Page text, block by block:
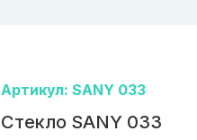
Артикул: SANY 033
Стекло SANY 033